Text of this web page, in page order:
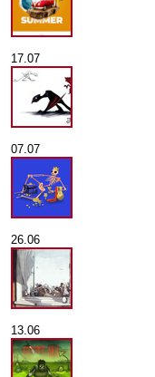
17.07
07.07
26.06
13.06